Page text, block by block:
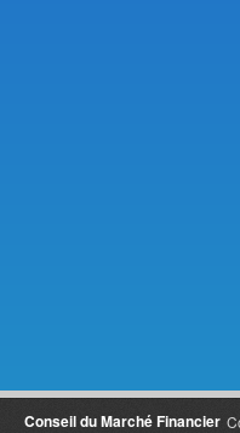
Conseil du Marché Financier